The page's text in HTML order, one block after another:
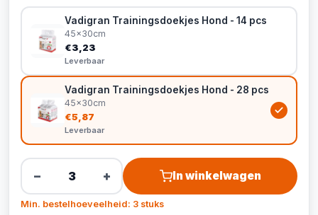
Vadigran Trainingsdoekjes Hond - 14 pcs
45x30cm
€3,23
Leverbaar
Vadigran Trainingsdoekjes Hond - 28 pcs
45x30cm
€5,87
Leverbaar
− + In winkelwagen
Min. bestelhoeveelheid: 3 stuks